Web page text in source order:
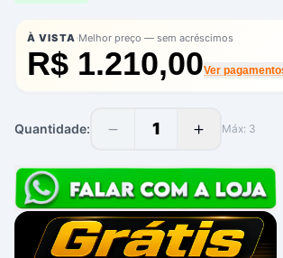
À VISTA·Melhor preço — sem acréscimos
R$ 1.210,00Ver
Quantidade: 1 Máx: 3